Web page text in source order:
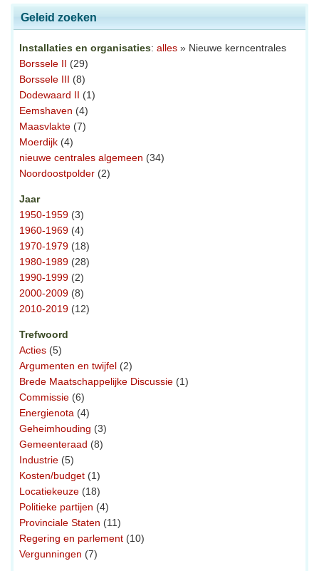
Geleid zoeken
Installaties en organisaties: alles » Nieuwe kerncentrales
Borssele II (29)
Borssele III (8)
Dodewaard II (1)
Eemshaven (4)
Maasvlakte (7)
Moerdijk (4)
nieuwe centrales algemeen (34)
Noordoostpolder (2)
Jaar
1950-1959 (3)
1960-1969 (4)
1970-1979 (18)
1980-1989 (28)
1990-1999 (2)
2000-2009 (8)
2010-2019 (12)
Trefwoord
Acties (5)
Argumenten en twijfel (2)
Brede Maatschappelijke Discussie (1)
Commissie (6)
Energienota (4)
Geheimhouding (3)
Gemeenteraad (8)
Industrie (5)
Kosten/budget (1)
Locatiekeuze (18)
Politieke partijen (4)
Provinciale Staten (11)
Regering en parlement (10)
Vergunningen (7)